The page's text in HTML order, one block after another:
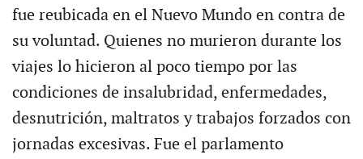
fue reubicada en el Nuevo Mundo en contra de
su voluntad. Quienes no murieron durante los
viajes lo hicieron al poco tiempo por las
condiciones de insalubridad, enfermedades,
desnutrición, maltratos y trabajos forzados con
jornadas excesivas. Fue el parlamento